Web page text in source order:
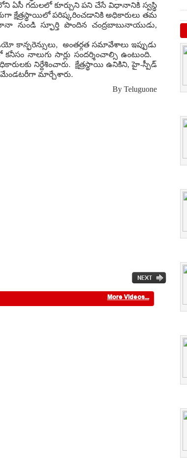
ఏసీ గదులలో కూర్చుని పని చేసే విధానానికి స్వస్థి
క్షేత్రస్థాయిలో పరిష్కరించడానికి అధికారులు తమ
నుండి స్ఫూర్తి పొందిన చంద్రబాబునాయుడు,
కాన్ఫరెన్సులు, అంతర్గత సమావేశాలు ఇప్పుడు
నాలుగు సార్లు సందర్శించాల్సి ఉంటుంది.
నిర్దేశించారు. క్షేత్రస్థాయి ఉనికిని, హై-స్పీడ్
మేండటరీగా మార్చేశారు.
By Teluguone